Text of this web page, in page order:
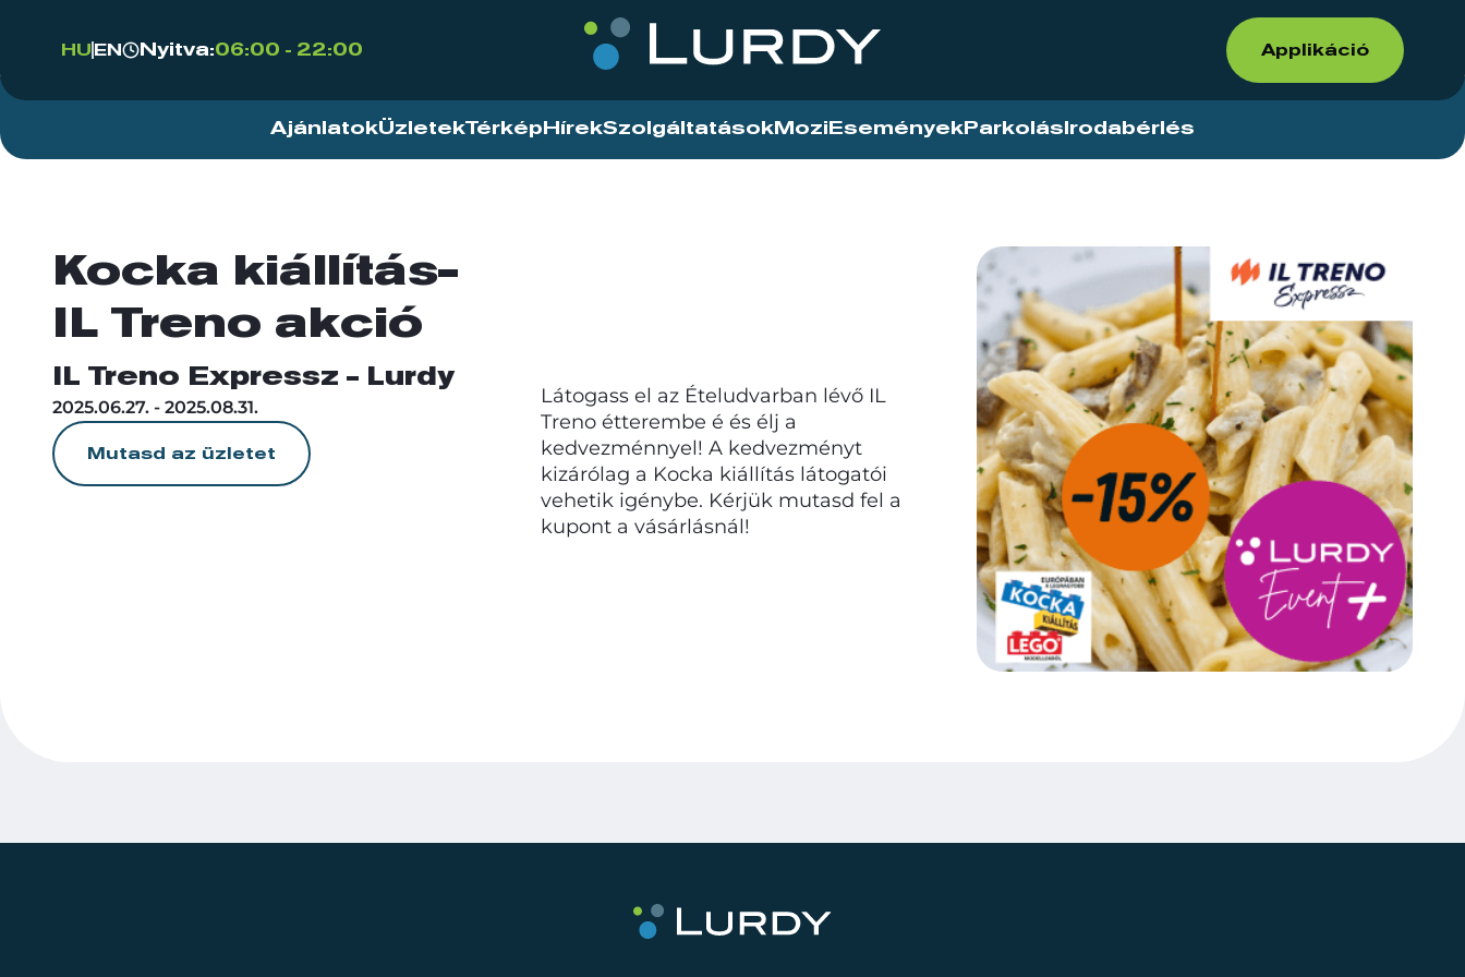
HU EN Nyitva:06:00 - 22:00 Applikáció
AjánlatokÜzletekTérkép HírekSzolgáltatások Mozi Események Parkolás Irodabérlés
Kocka kiállítás-
IL Treno akció
IL Treno Expressz - Lurdy
2025.06.27. - 2025.08.31.
Mutasd az üzletet
Látogass el az Ételudvarban lévő IL
Treno étterembe é és élj a
kedvezménnyel! A kedvezményt
kizárólag a Kocka kiállítás látogatói
vehetik igénybe. Kérjük mutasd fel a
kupont a vásárlásnál!